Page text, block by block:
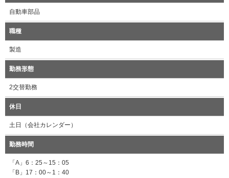
自動車部品
職種
製造
勤務形態
2交替勤務
休日
土日（会社カレンダー）
勤務時間
「A」6：25～15：05
「B」17：00～1：40